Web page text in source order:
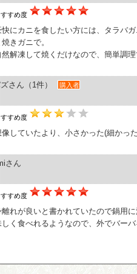
すめ度
快にカニを食したい方には、タラバ
きガニで。
然解凍して焼くだけなので、簡単調
さん（1件） 購入者
すめ度
像していたより、小さかった(細かった
さん
すめ度
離れが良いと書かれていたので鍋用
しく食べれるようなので、外でバー